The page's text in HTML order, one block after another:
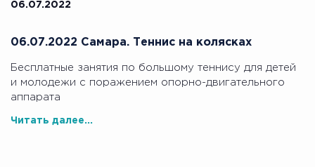
06.07.2022
06.07.2022 Самара. Теннис на колясках
Бесплатные занятия по большому теннису для детей
и молодежи с поражением опорно-двигательного
аппарата
Читать далее...